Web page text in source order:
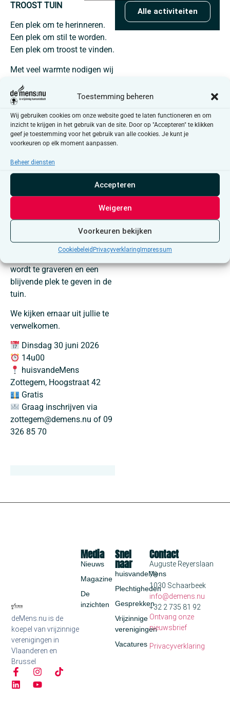
Toestemming beheren
Wij gebruiken cookies om onze website goed te laten functioneren en om
inzicht te krijgen in het gebruik van de site. Door op "Accepteren" te klikken
geef je toestemming voor het gebruik van alle cookies. Je kunt je
voorkeuren op elk moment aanpassen.
Beheer diensten
Accepteren
Weigeren
Voorkeuren bekijken
Cookiebeleid Privacyverklaring Impressum
TROOST TUIN
Een plek om te herinneren.
Een plek om stil te worden.
Een plek om troost te vinden.
Met veel warmte nodigen wij
opening van onze troosttuin.
Samen heffen we het glas
op deze bijzondere plek, met
live muziek van Mance
Een tuin waar iedereen
welkom is — om te
herdenken, even tot rust te
komen of simpelweg
nabijheid en troost te voelen.
Tijdens de opening is er
gelegenheid om de naam
wordt te graveren en een
blijvende plek te geven in de
tuin.
We kijken ernaar uit jullie te
verwelkomen.
Dinsdag 30 juni 2026
14u00
huisvandeMens
Zottegem, Hoogstraat 42
Gratis
Graag inschrijven via
zottegem@demens.nu of 09
326 85 70
Alle activiteiten
deMens.nu is de
koepel van vrijzinnige
verenigingen in
Vlaanderen en
Brussel
Snel
naar
huisvandeMens
Plechtigheden
Gesprekken
Vrijzinnige
verenigingen
Vacatures
Media
Nieuws
Magazine
De
inzichten
Contact
Auguste Reyerslaan
70
1030 Schaarbeek
info@demens.nu
+32 2 735 81 92
Ontvang onze
nieuwsbrief
Privacyverklaring